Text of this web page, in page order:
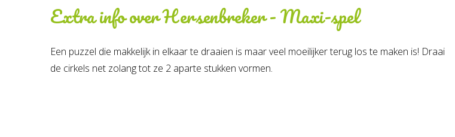
Extra info overHersenbreker - Maxi-spel
Een puzzel die makkelijk in elkaar te draaien is maar veel moeilijker terug los te maken is! Draai
de cirkels net zolang tot ze 2 aparte stukken vormen.